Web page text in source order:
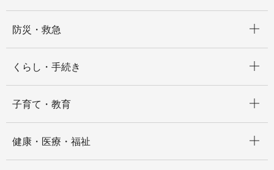
防災・救急
くらし・手続き
子育て・教育
健康・医療・福祉